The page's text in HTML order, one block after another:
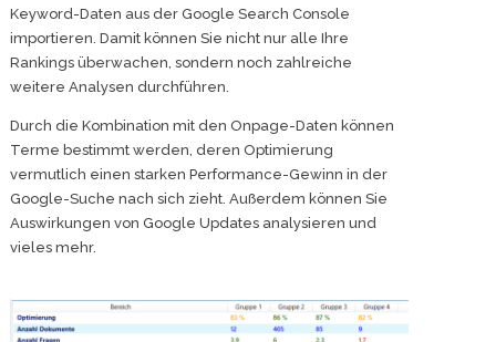
Keyword-Daten aus der Google Search Console
importieren. Damit können Sie nicht nur alle Ihre
Rankings überwachen, sondern noch zahlreiche
weitere Analysen durchführen.
Durch die Kombination mit den Onpage-Daten können
Terme bestimmt werden, deren Optimierung
vermutlich einen starken Performance-Gewinn in der
Google-Suche nach sich zieht. Außerdem können Sie
Auswirkungen von Google Updates analysieren und
vieles mehr.